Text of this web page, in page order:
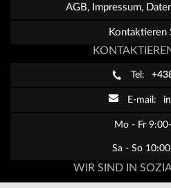
AGB, Impressum,
Kontaktieren
Tel:
E-mail:
Mo - Fr
Sa - So
WIR SIND IN